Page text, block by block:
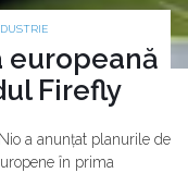
europeană
Firefly
a anunțat planurile de
în prima